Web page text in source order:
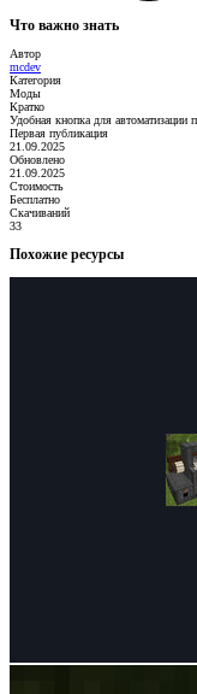
Что важно знать
Автор
mcdev
Категория
Моды
Кратко
Удобная кнопка для автоматизации
Первая публикация
21.09.2025
Обновлено
21.09.2025
Стоимость
Бесплатно
Скачиваний
33
Похожие ресурсы